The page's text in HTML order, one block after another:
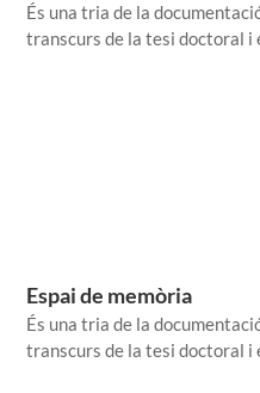
És una tria de la
transcurs de la tesi doctoral i
Espai de memòria
És una tria de la
transcurs de la tesi doctoral i